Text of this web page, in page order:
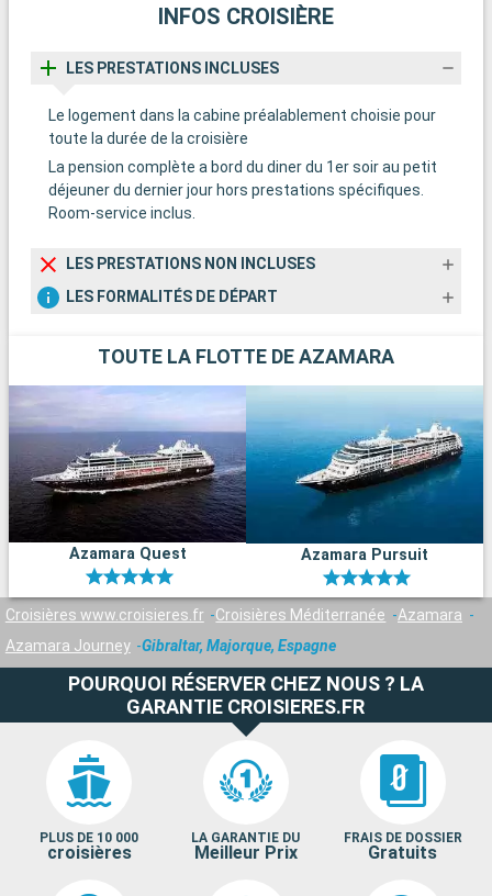
INFOS CROISIÈRE
LES PRESTATIONS INCLUSES
Le logement dans la cabine préalablement choisie pour
toute la durée de la croisière
La pension complète a bord du diner du 1er soir au petit
déjeuner du dernier jour hors prestations spécifiques.
Room-service inclus.
LES PRESTATIONS NON INCLUSES
LES FORMALITÉS DE DÉPART
TOUTE LA FLOTTE DE AZAMARA
Azamara Quest Azamara Pursuit
Croisières www.croisieres.fr Croisières Méditerranée
Azamara
Azamara Journey
Gibraltar, Majorque, Espagne
POURQUOI RÉSERVER CHEZ NOUS ? LA
GARANTIE CROISIERES.FR
PLUS DE 10 000
croisières
LA GARANTIE DU
Meilleur Prix
FRAIS DE DOSSIER
Gratuits